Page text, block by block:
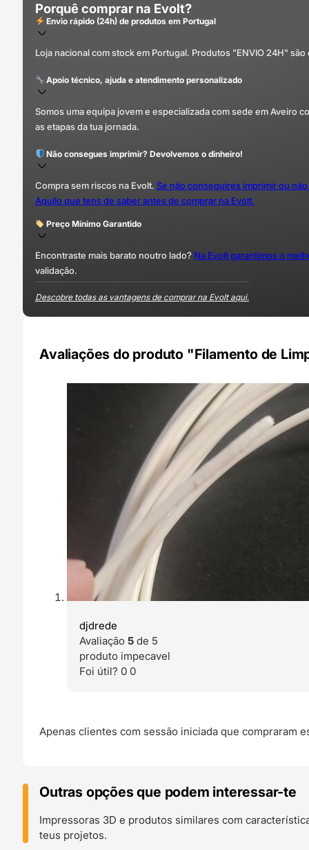
Porquê comprar na Evolt?
Envio rápido (24h) de produtos em Portugal
Loja nacional com stock em Portugal. Produtos "ENVIO 24H"
Apoio técnico, ajuda e atendimento personalizado
Somos uma equipa jovem e especializada com sede em Aveiro
as etapas da tua jornada.
Não consegues imprimir? Devolvemos o dinheiro!
Compra sem riscos na Evolt. Se não conseguires imprimir ou
Aquilo que tens de saber antes de comprar na Evolt.
Preço Mínimo Garantido
Encontraste mais barato noutro lado? Na Evolt garantimos o
validação.
Descobre todas as vantagens de comprar na Evolt aqui.
Avaliações do produto "Filamento de
djdrede
Avaliação5 de 5
produto impecavel
Foi útil? 00
Apenas clientes com sessão iniciada que compraram
Outras opções que podem interessar-te
Impressoras 3D e produtos similares com
teus projetos.